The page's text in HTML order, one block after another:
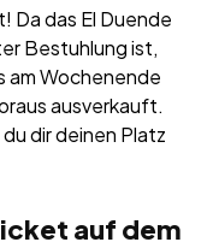
Da das El Duende
Bestuhlung ist,
am Wochenende
ausverkauft.
dir deinen Platz
auf dem